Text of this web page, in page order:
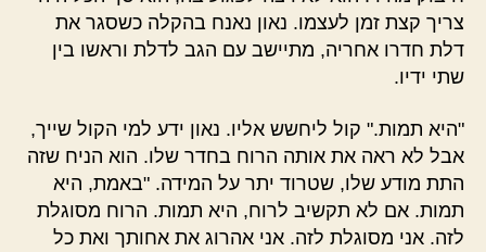
צריך קצת זמן לעצמו. נאון נאנח בהקלה כשסגר את
דלת חדרו אחריה, מתיישב עם הגב לדלת וראשו בין
שתי ידיו.
"היא תמות." קול ליחשש אליו. נאון ידע למי הקול שייך,
אבל לא ראה את אותה הרוח בחדר שלו. הוא הניח שזה
התת מודע שלו, שטרוד יתר על המידה. "באמת, היא
תמות. אם לא תקשיב לרוח, היא תמות. הרוח מסוגלת
לזה. אני מסוגלת לזה. אני אהרוג את אחותך ואת כל